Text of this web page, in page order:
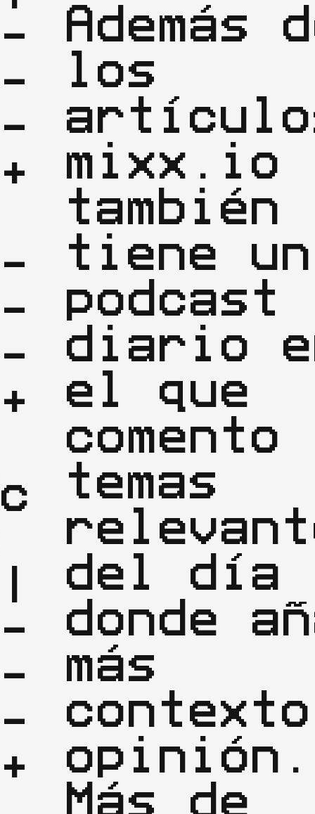
Además
los
mixx.io
también
tiene un
podcast
diario
el que
comento
temas
del día
donde
más
opinión.
Más de